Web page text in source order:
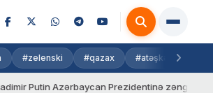
#zelenski #qazax #atəşkəs
Azərbaycan Prezidentinə zəng edib